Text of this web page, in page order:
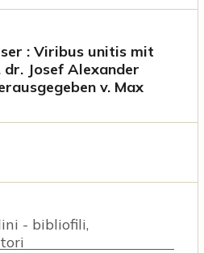
: Viribus unitis mit
dr. Josef Alexander
v. Max
- bibliofili,